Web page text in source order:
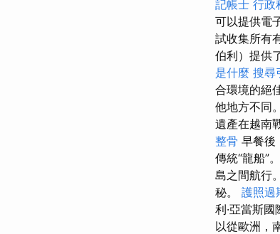
記帳士 行政
可以提供電
試收集所有
伯利）提供
是什麼 搜尋
合環境的絕
他地方不同。
遺產在越南
整骨 早餐後
傳統“龍船”。
島之間航行。
秘。 護照過
利·亞當斯國
以從歐洲，